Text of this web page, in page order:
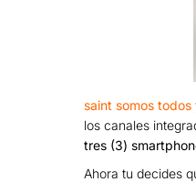
saint somos todos
los canales
tres (3)
Ahora tu decides